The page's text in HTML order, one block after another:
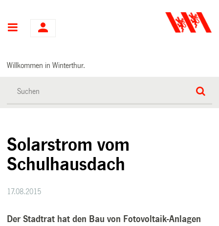
Hauptnavigation
Willkommen in Winterthur.
Solarstrom vom
Schulhausdach
17.08.2015
Der Stadtrat hat den Bau von Fotovoltaik-Anlagen